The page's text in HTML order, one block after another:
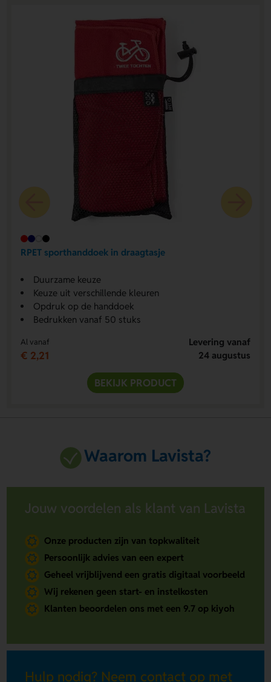
RPET sporthanddoek in draagtasje
Duurzame keuze
Keuze uit verschillende kleuren
Opdruk op de handdoek
Bedrukken vanaf 50 stuks
Al vanaf
€ 2,21
Levering vanaf
24 augustus
BEKIJK PRODUCT
Waarom Lavista?
Jouw voordelen als klant van Lavista
Onze producten zijn van topkwaliteit
Persoonlijk advies van een expert
Geheel vrijblijvend een gratis digitaal voorbeeld
Wij rekenen geen start- en instelkosten
Klanten beoordelen ons met een 9.7 op kiyoh
Hulp nodig? Neem contact op met